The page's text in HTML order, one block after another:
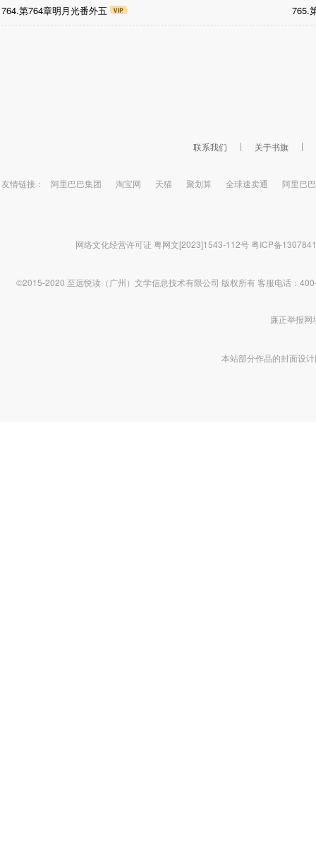
764.第764章明月光番外五 765.
联系我们 关于书旗
友情链接： 阿里巴巴集团 淘宝网 天猫 聚划算 全球速卖通 阿里巴
网络文化经营许可证 粤网文[2023]1543-112号粤ICP备
©2015-2020 至远悦读（广州）文学信息技术有限公司 版权所有 客服电话：
廉正举报
本站部分作品的封面设